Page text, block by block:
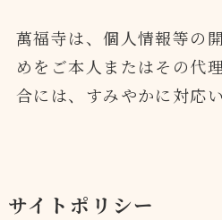
萬福寺は、個人情報等の
めをご本人またはその代
合には、すみやかに対応い
サイトポリシー